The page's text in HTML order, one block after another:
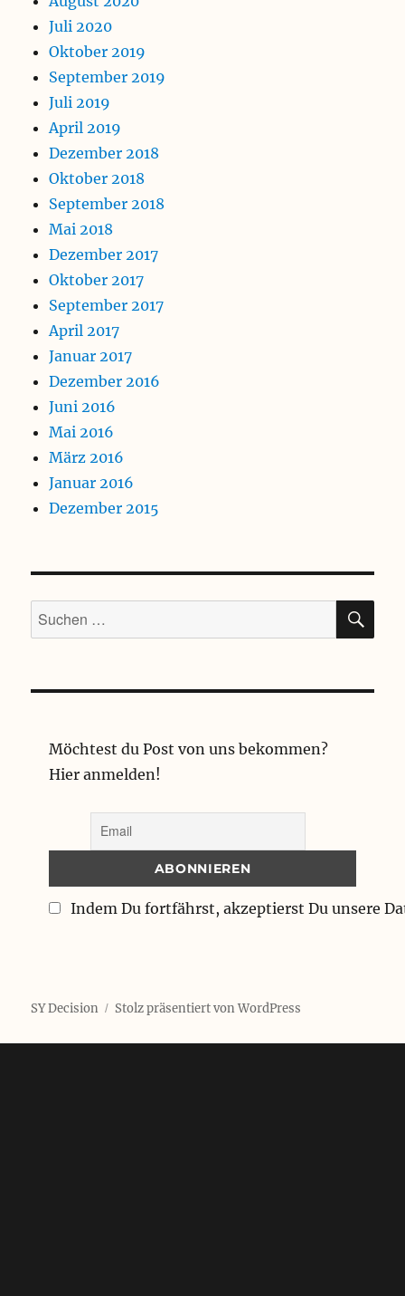
Juli 2020
Oktober 2019
September 2019
Juli 2019
April 2019
Dezember 2018
Oktober 2018
September 2018
Mai 2018
Dezember 2017
Oktober 2017
September 2017
April 2017
Januar 2017
Dezember 2016
Juni 2016
Mai 2016
März 2016
Januar 2016
Dezember 2015
Suchen
nach:
Möchtest du Post von uns bekommen?
Hier anmelden!
Indem Du fortfährst, akzeptierst Du unsere
SY Decision Stolz präsentiert von WordPress